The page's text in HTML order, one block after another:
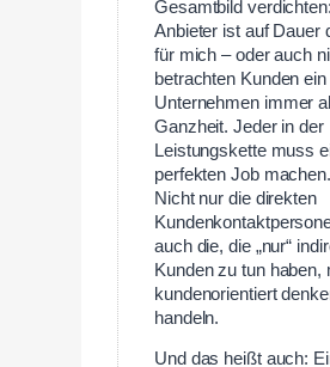
Gesamtbild
Anbieter ist auf Dauer
für mich – oder auch
betrachten Kunden ein
Unternehmen immer
Ganzheit. Jeder in der
Leistungskette muss
perfekten Job
Nicht nur die direkten
auch die, die „nur“
Kunden zu tun haben,
kundenorientiert
handeln.
Und das heißt auch: